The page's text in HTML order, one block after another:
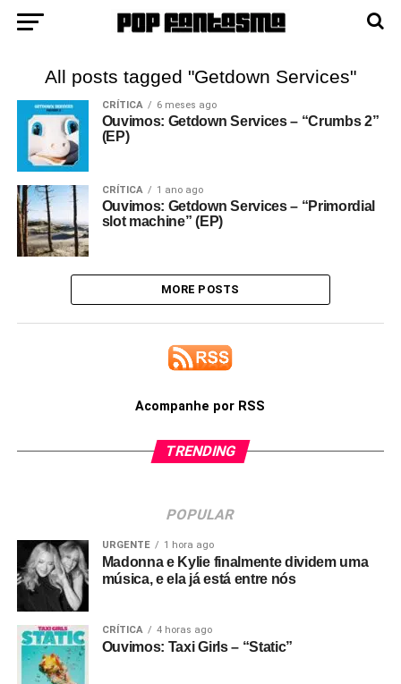
All posts tagged "Getdown Services"
CRÍTICA 6 meses ago
Ouvimos: Getdown Services – “Crumbs 2”
(EP)
CRÍTICA 1 ano ago
Ouvimos: Getdown Services – “Primordial
slot machine” (EP)
MORE POSTS
Acompanhe por RSS
TRENDING
POPULAR
URGENTE 1 hora ago
Madonna e Kylie finalmente dividem uma
música, e ela já está entre nós
CRÍTICA 4 horas ago
Ouvimos: Taxi Girls – “Static”